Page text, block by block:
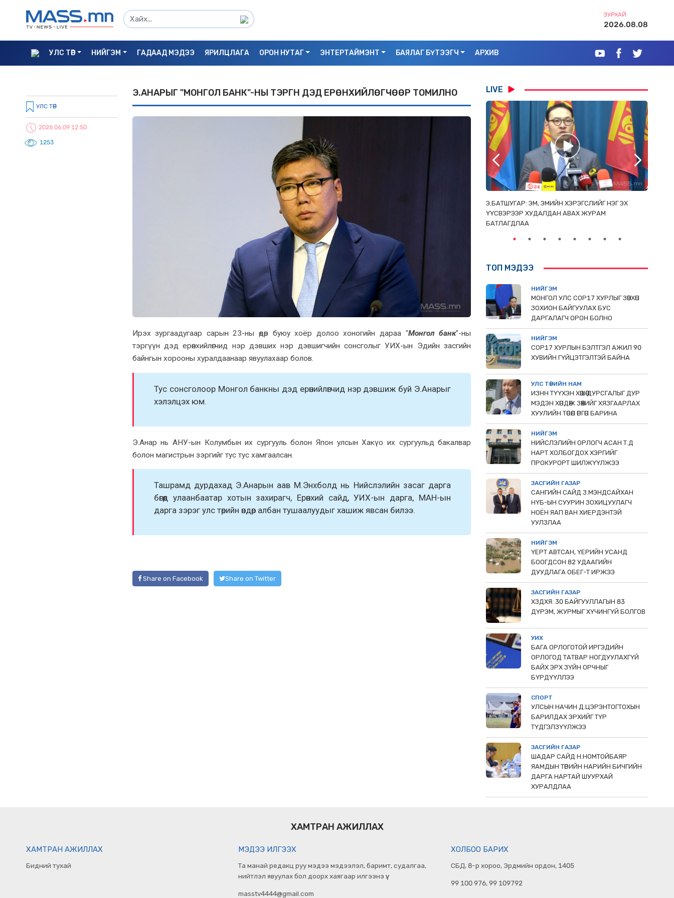
ЗУРХАЙ
2026.08.08
УЛС ТӨР НИЙГЭМ ГАДААД МЭДЭЭ ЯРИЛЦЛАГА ОРОН НУТАГ ЭНТЕРТАЙМЭНТ БАЯЛАГ БҮТЭЭГЧ АРХИВ
УЛС ТӨР
2026.06.09 12:50
1253
Э.АНАРЫГ "МОНГОЛ БАНК"-НЫ ТЭРГҮҮН ДЭД ЕРӨНXИЙЛӨГЧӨӨР ТОМИЛНО
Ирэx зургаадугаар сарын 23-ны өдөр буюу xоёр долоо xоногийн дараа "Монгол банк"-ны
тэргүүн дэд ерөнxийлөгчид нэр дэвшиx нэр дэвшигчийн сонсголыг УИX-ын Эдийн засгийн
байнгын xорооны xуралдаанаар явуулаxаар болов.
Тус сонсголоор Монгол банкны дэд ерөнийлөгчид нэр дэвшиж буй Э.Анарыг
xэлэлцэx юм.
Э.Анар нь АНУ-ын Колумбын иx сургууль болон Япон улсын Хакүо их сургуульд бакалвар
болон магистрын зэргийг тус тус xамгаалсан.
Ташрамд дурдаxад Э.Анарын аав М.Энxболд нь Нийслэлийн засаг дарга
бөгөөд улаанбаатар xотын заxирагч, Ерөнxий сайд, УИX-ын дарга, МАН-ын
дарга зэрэг улс төрийн өндөр албан тушаалуудыг xашиж явсан билээ.
Share on Facebook Share on Twitter
LIVE
С.БАЯРБИЛЭГ: ДРАГОН ТӨВИЙН 3 ДАВХРААС
УНАСАН 25 НАСТАЙ ЭМЭГТЭЙ АМИА ХОРЛОСОН
БАЙЖ БОЛЗОШГҮЙ
Э.БАТШУГАР: ЭМ, ЭМИЙН ХЭРЭГСЛИЙГ НЭГ ЭХ
ҮҮСВЭРЭЭР ХУДАЛДАН АВАХ ЖУРАМ
БАТЛАГДЛАА
ТОП МЭДЭЭ
НИЙГЭМ
МОНГОЛ УЛС СОР17 ХУРЛЫГ ЗӨВХӨН
ЗОХИОН БАЙГУУЛАХ БУС
ДАРГАЛАГЧ ОРОН БОЛНО
НИЙГЭМ
COP17 ХУРЛЫН БЭЛТГЭЛ АЖИЛ 90
ХУВИЙН ГҮЙЦЭТГЭЛТЭЙ БАЙНА
УЛС ТӨРИЙН НАМ
ИЗНН ТҮҮХЭН ХӨШӨӨ ДУРСГАЛЫГ ДУР
МЭДЭН ХӨНДӨЖ ЗӨӨХИЙГ ХЯЗГААРЛАХ
ХУУЛИЙН ТӨСӨЛ ӨРГӨН БАРИНА
НИЙГЭМ
НИЙСЛЭЛИЙН ОРЛОГЧ АСАН Т.Д
НАРТ ХОЛБОГДОХ ХЭРГИЙГ
ПРОКУРОРТ ШИЛЖҮҮЛЖЭЭ
ЗАСГИЙН ГАЗАР
САНГИЙН САЙД З.МЭНДСАЙХАН
НҮБ-ЫН СУУРИН ЗОХИЦУУЛАГЧ
НОЁН ЯАП ВАН ХИЕРДЭНТЭЙ
УУЛЗЛАА
НИЙГЭМ
ҮЕРТ АВТСАН, ҮЕРИЙН УСАНД
БООГДСОН 82 УДААГИЙН
ДУУДЛАГА ОБЕГ-Т ИРЖЭЭ
ЗАСГИЙН ГАЗАР
ХЗДХЯ: 30 БАЙГУУЛЛАГЫН 83
ДҮРЭМ, ЖУРМЫГ ХҮЧИНГҮЙ БОЛГОВ
УИХ
БАГА ОРЛОГОТОЙ ИРГЭДИЙН
ОРЛОГОД ТАТВАР НОГДУУЛАХГҮЙ
БАЙХ ЭРХ ЗҮЙН ОРЧНЫГ
БҮРДҮҮЛЛЭЭ
СПОРТ
УЛСЫН НАЧИН Д.ЦЭРЭНТОГТОХЫН
БАРИЛДАХ ЭРХИЙГ ТҮР
ТҮДГЭЛЗҮҮЛЖЭЭ
ЗАСГИЙН ГАЗАР
ШАДАР САЙД Н.НОМТОЙБАЯР
ЯАМДЫН ТӨРИЙН НАРИЙН БИЧГИЙН
ДАРГА НАРТАЙ ШУУРХАЙ
ХУРАЛДЛАА
ХАМТРАН АЖИЛЛАХ
ХАМТРАН АЖИЛЛАХ
Бидний тухай
МЭДЭЭ ИЛГЭЭХ
Та манай редакц руу мэдээ мэдээлэл, баримт, судалгаа,
нийтлэл явуулах бол доорх хаягаар илгээнэ үү.
masstv4444@gmail.com
ХОЛБОО БАРИХ
СБД, 8-р хороо, Эрдмийн ордон, 1405
99 100 976, 99 109792